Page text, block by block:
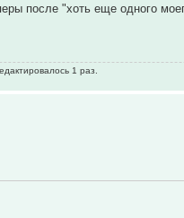
после "хоть еще одного
1 раз.